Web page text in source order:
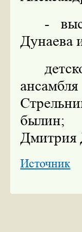
-
Дунаева
былин;
Дмитрия
Источник